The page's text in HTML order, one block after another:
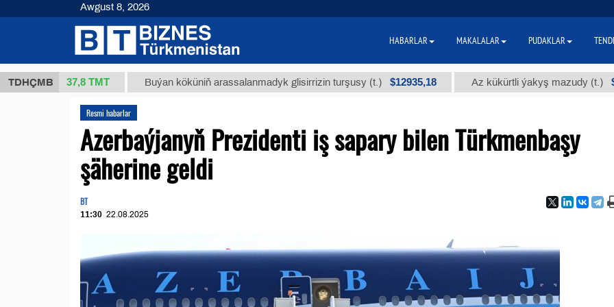
TDHÇMB
37,8 ТМТ Buýan köküniň arassalanmadyk glisirrizin turşusy (t.) $12935,18 Az kükürtli ýakyş mazudy (t.) $300
Resmi habarlar
Azerbaýjanyň Prezidenti iş sapary bilen Türkmenbaşy
şäherine geldi
BT
11:30 22.08.2025
Awgust 8, 2026
HABARLAR MAKALALAR PUDAKLAR